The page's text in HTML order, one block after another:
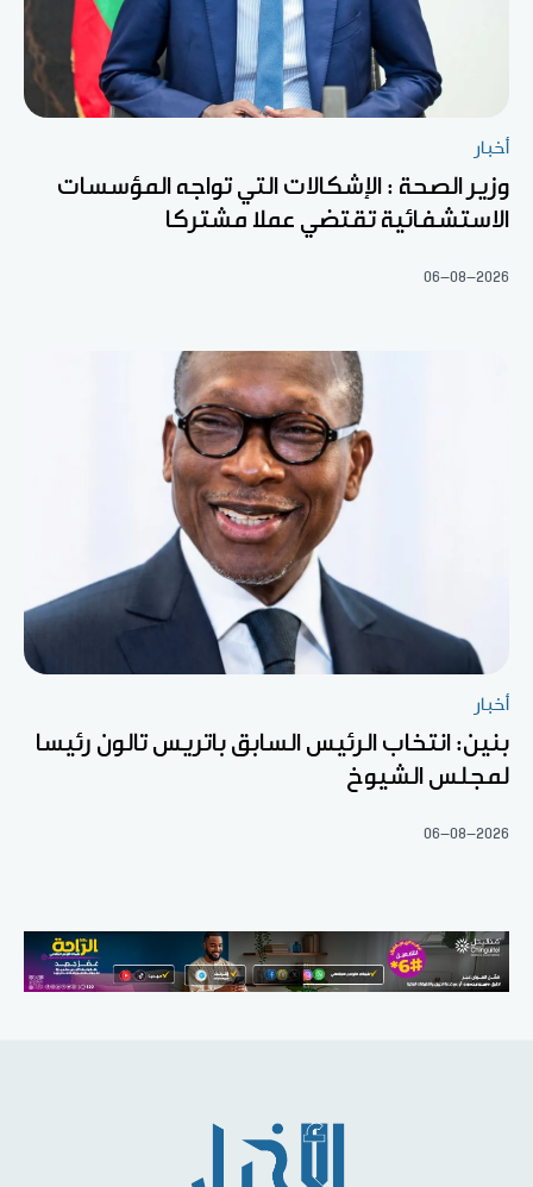
أخبار
وزير الصحة : الإشكالات التي تواجه المؤسسات
الاستشفائية تقتضي عملا مشتركا
06-08-2026
أخبار
بنين: انتخاب الرئيس السابق باتريس تالون رئيسا
لمجلس الشيوخ
06-08-2026